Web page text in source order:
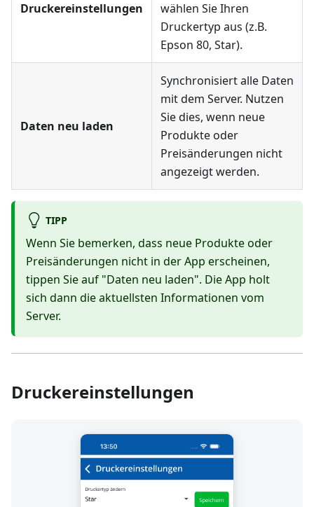
Druckereinstellungen
wählen Sie Ihren
Druckertyp aus (z.B.
Epson 80, Star).
Daten neu laden
Synchronisiert alle Daten
mit dem Server. Nutzen
Sie dies, wenn neue
Produkte oder
Preisänderungen nicht
angezeigt werden.
TIPP
Wenn Sie bemerken, dass neue Produkte oder
Preisänderungen nicht in der App erscheinen,
tippen Sie auf "Daten neu laden". Die App holt
sich dann die aktuellsten Informationen vom
Server.
Druckereinstellungen